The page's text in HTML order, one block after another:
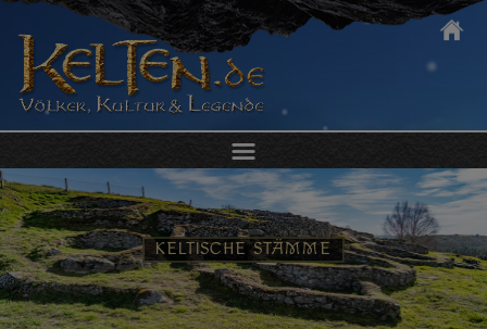
DIE KELTEN
KULTUR & ALLTAG
KELTEN ERLEBEN
KELTISCHER SCHMUCK
KELTISCHE STÄMME